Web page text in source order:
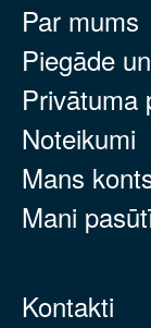
Par mums
Piegāde
Privātuma
Noteikumi
Mans
Mani
Kontakti